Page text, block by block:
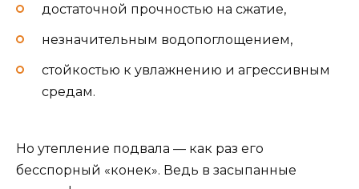
достаточной прочностью на сжатие,
незначительным водопоглощением,
стойкостью к увлажнению и агрессивным
средам.
Но утепление подвала — как раз его
бесспорный «конек». Ведь в засыпанные